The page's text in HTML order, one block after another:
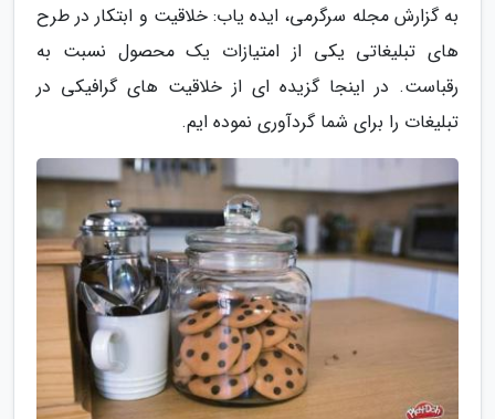
به گزارش مجله سرگرمی، ایده یاب: خلاقیت و ابتکار در طرح
های تبلیغاتی یکی از امتیازات یک محصول نسبت به
رقباست. در اینجا گزیده ای از خلاقیت های گرافیکی در
تبلیغات را برای شما گردآوری نموده ایم.